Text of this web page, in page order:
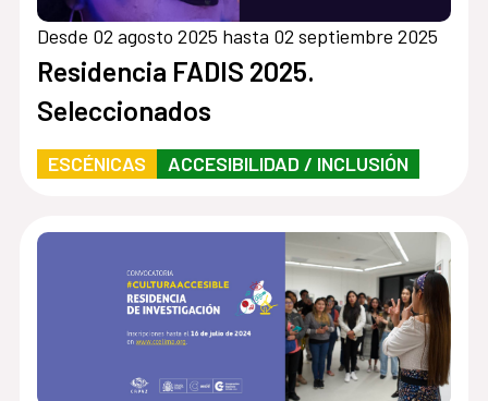
Desde 02 agosto 2025 hasta 02 septiembre 2025
Residencia FADIS 2025.
Seleccionados
ESCÉNICAS ACCESIBILIDAD / INCLUSIÓN